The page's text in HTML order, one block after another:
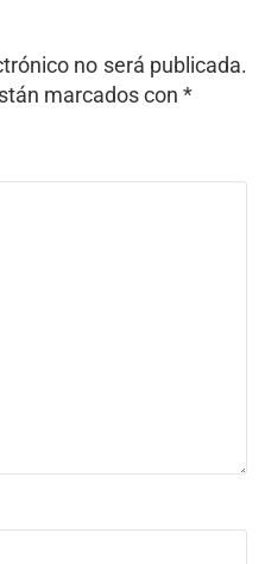
no será publicada.
marcados con *